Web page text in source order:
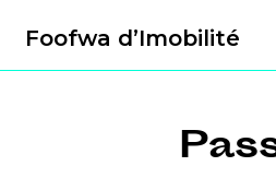
Foofwa d’Imobilité